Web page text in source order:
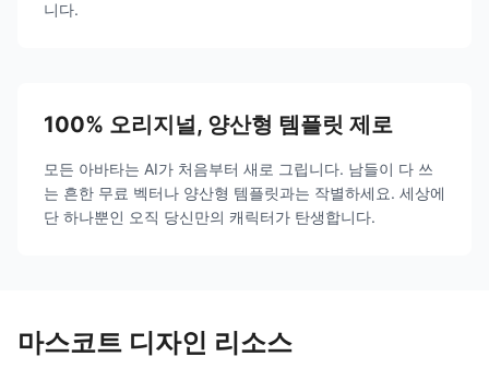
니다.
100% 오리지널, 양산형 템플릿 제로
모든 아바타는 AI가 처음부터 새로 그립니다. 남들이 다 쓰
는 흔한 무료 벡터나 양산형 템플릿과는 작별하세요. 세상에
단 하나뿐인 오직 당신만의 캐릭터가 탄생합니다.
마스코트 디자인 리소스